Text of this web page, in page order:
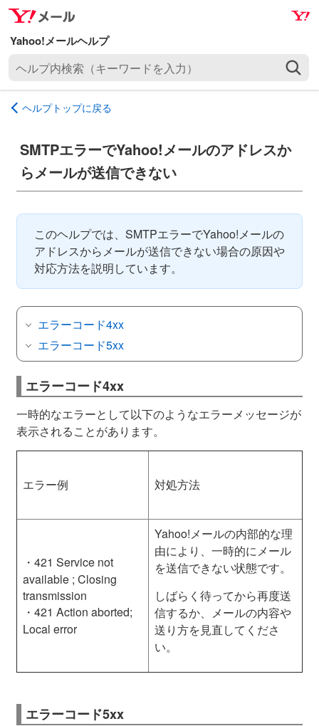
ナ
ビ
ゲ
ー
ョ
ン
ッ
メ
イ
ン
コ
テ
ン
キ
プ
プ
内
ワ
入
）
ヘルプトップに戻る
SMTPエラーでYahoo!メールのアドレスか
らメールが送信できない
このヘルプでは、SMTPエラーでYahoo!メールの
アドレスからメールが送信できない場合の原因や
対応方法を説明しています。
エラーコード4xx
エラーコード5xx
エラーコード4xx
一時的なエラーとして以下のようなエラーメッセージが
表示されることがあります。
エラー例 対処方法
・421 Service not
available ; Closing
transmission
・421 Action aborted;
Local error
Yahoo!メールの内部的な理
由により、一時的にメール
を送信できない状態です。
しばらく待ってから再度送
信するか、メールの内容や
送り方を見直してくださ
い。
エラーコード5xx